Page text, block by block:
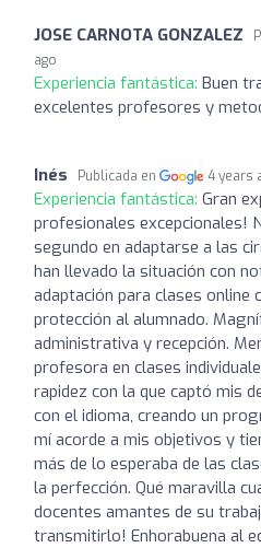
JOSE CARNOTA GONZALEZ
ago
Experiencia fantástica: Buen
excelentes profesores y
Inés Publicada en 4 years
Experiencia fantástica: Gran
profesionales excepcionales!
segundo en adaptarse a las
han llevado la situación con
adaptación para clases online
protección al alumnado.
administrativa y recepción.
profesora en clases
rapidez con la que captó mis
con el idioma, creando un
mí acorde a mis objetivos y
más de lo esperaba de las
la perfección. Qué maravilla
docentes amantes de su
transmitirlo! Enhorabuena al